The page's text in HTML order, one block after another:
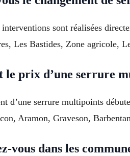
sont réalisées
Les Bastides, Zone agricole,
le prix d’une serrure
d’une serrure multipoints
Aramon, Graveson,
vous dans les